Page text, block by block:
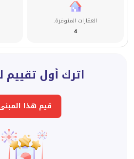
العقارات المتوفرة.
4
اترك أول تقييم
قيم هذا